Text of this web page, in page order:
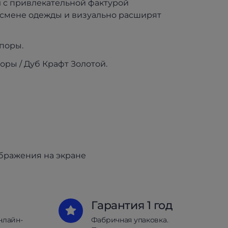
привлекательной фактурой
одежды и визуально расширят
/ Дуб Крафт Золотой.
на экране
Гарантия 1 год
Фабричная упаковка.